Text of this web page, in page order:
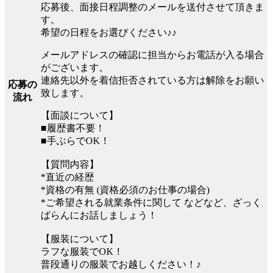
応募の
流れ
応募後、面接日程調整のメールを送付させて頂きま
す。
希望の日程をお選びください♪♪
メールアドレスの確認に担当からお電話が入る場合
がございます。
連絡先以外を着信拒否されている方は解除をお願い
致します。
【面談について】
■履歴書不要！
■手ぶらでOK！
【質問内容】
*直近の経歴
*資格の有無 (資格必須のお仕事の場合)
*ご希望される就業条件に関して などなど、ざっく
ばらんにお話しましょう！
【服装について】
ラフな服装でOK！
普段通りの服装でお越しください！♪